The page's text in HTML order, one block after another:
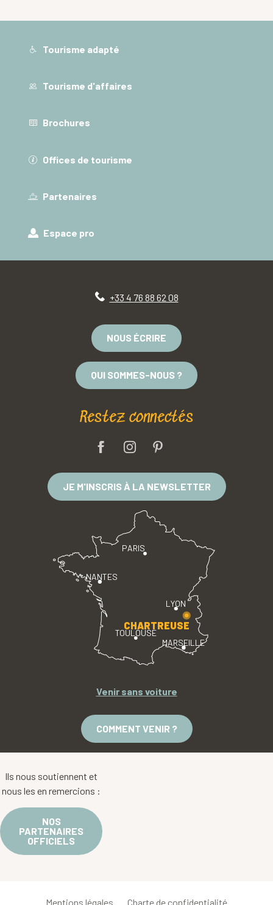
Tourisme adapté
Tourisme d'affaires
Brochures
Offices de tourisme
Partenaires
Espace pro
+33 4 76 88 62 08
NOUS ÉCRIRE
QUI SOMMES-NOUS ?
Restez connectés
JE M'INSCRIS À LA NEWSLETTER
PARIS
LYON
TOULOUSE
MARSEILLE
NANTES
CHARTREUSE
Venir sans voiture
COMMENT VENIR ?
Ils nous soutiennent et
nous les en remercions :
NOS
PARTENAIRES
OFFICIELS
Mentions légales Charte de confidentialité